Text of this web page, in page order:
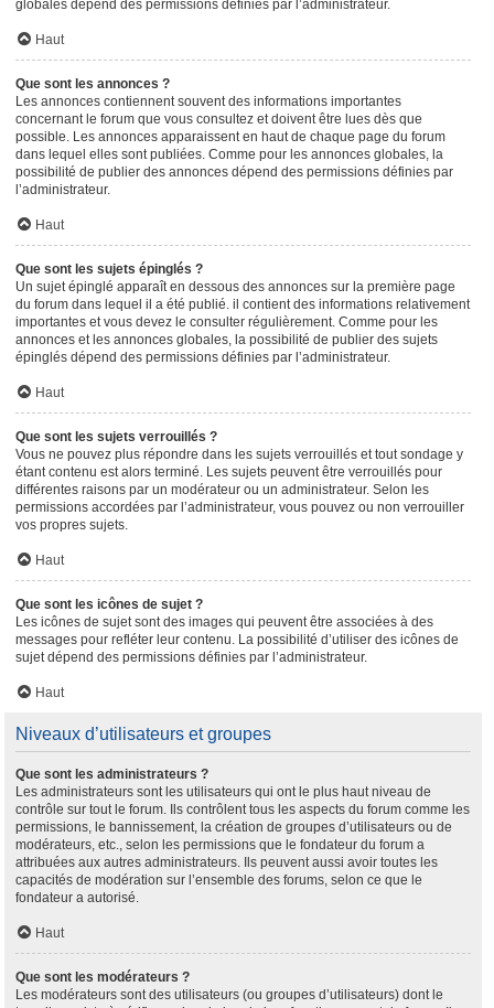
globales dépend des permissions définies par l’administrateur.
Haut
Que sont les annonces ?
Les annonces contiennent souvent des informations importantes
concernant le forum que vous consultez et doivent être lues dès que
possible. Les annonces apparaissent en haut de chaque page du forum
dans lequel elles sont publiées. Comme pour les annonces globales, la
possibilité de publier des annonces dépend des permissions définies par
l’administrateur.
Haut
Que sont les sujets épinglés ?
Un sujet épinglé apparaît en dessous des annonces sur la première page
du forum dans lequel il a été publié. il contient des informations relativement
importantes et vous devez le consulter régulièrement. Comme pour les
annonces et les annonces globales, la possibilité de publier des sujets
épinglés dépend des permissions définies par l’administrateur.
Haut
Que sont les sujets verrouillés ?
Vous ne pouvez plus répondre dans les sujets verrouillés et tout sondage y
étant contenu est alors terminé. Les sujets peuvent être verrouillés pour
différentes raisons par un modérateur ou un administrateur. Selon les
permissions accordées par l’administrateur, vous pouvez ou non verrouiller
vos propres sujets.
Haut
Que sont les icônes de sujet ?
Les icônes de sujet sont des images qui peuvent être associées à des
messages pour refléter leur contenu. La possibilité d’utiliser des icônes de
sujet dépend des permissions définies par l’administrateur.
Haut
Niveaux d’utilisateurs et groupes
Que sont les administrateurs ?
Les administrateurs sont les utilisateurs qui ont le plus haut niveau de
contrôle sur tout le forum. Ils contrôlent tous les aspects du forum comme les
permissions, le bannissement, la création de groupes d’utilisateurs ou de
modérateurs, etc., selon les permissions que le fondateur du forum a
attribuées aux autres administrateurs. Ils peuvent aussi avoir toutes les
capacités de modération sur l’ensemble des forums, selon ce que le
fondateur a autorisé.
Haut
Que sont les modérateurs ?
Les modérateurs sont des utilisateurs (ou groupes d’utilisateurs) dont le